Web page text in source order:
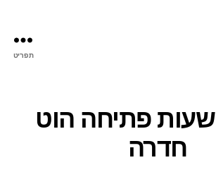
תפריט
שעות פתיחה הוט
חדרה